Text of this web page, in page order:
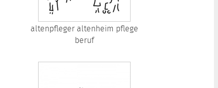
altenpfleger altenheim pflege
beruf